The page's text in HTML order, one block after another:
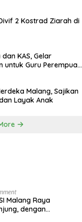
2 Kostrad Ziarah di
KAS, Gelar
untuk Guru Perempuan
Malang, Sajikan
Layak Anak
Malang Raya
dengan